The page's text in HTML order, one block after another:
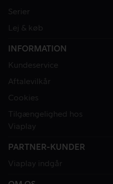
Serier
Lej & køb
INFORMATION
Kundeservice
Aftalevilkår
Cookies
Tilgængelighed hos
Viaplay
PARTNER-KUNDER
Viaplay indgår